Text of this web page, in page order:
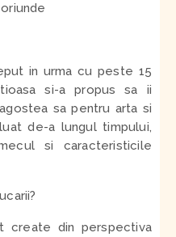
in urma cu peste 15
si-a propus sa ii
sa pentru arta si
de-a lungul timpului,
si caracteristicile
create din perspectiva